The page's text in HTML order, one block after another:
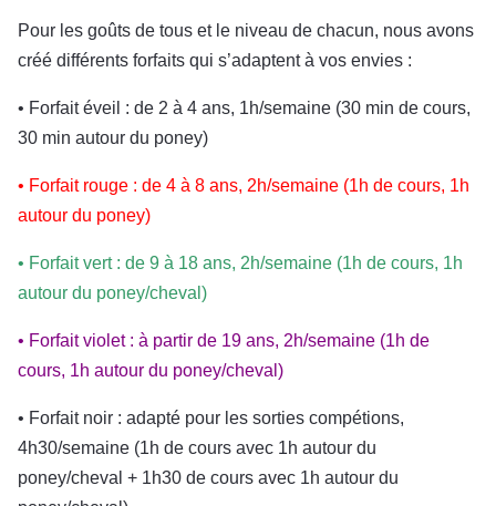
Pour les goûts de tous et le niveau de chacun, nous avons
créé différents forfaits qui s’adaptent à vos envies :
• Forfait éveil : de 2 à 4 ans, 1h/semaine (30 min de cours,
30 min autour du poney)
• Forfait rouge : de 4 à 8 ans, 2h/semaine (1h de cours, 1h
autour du poney)
• Forfait vert : de 9 à 18 ans, 2h/semaine (1h de cours, 1h
autour du poney/cheval)
• Forfait violet : à partir de 19 ans, 2h/semaine (1h de
cours, 1h autour du poney/cheval)
• Forfait noir : adapté pour les sorties compétions,
4h30/semaine (1h de cours avec 1h autour du
poney/cheval + 1h30 de cours avec 1h autour du